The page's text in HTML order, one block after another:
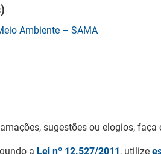
Ambiente – SAMA
sugestões ou elogios,
a Lei nº 12.527/2011, utilize